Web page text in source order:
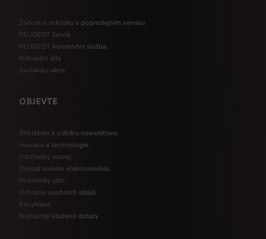
Žádost o schůzku v poprodejním servisu
PEUGEOT Servis
PEUGEOT Asistenční služba
Náhradní díly
Svolávací akce
OBJEVTE
Přihlášení k odběru newsletteru
Inovace a technologie
Udržitelný rozvoj
Dojezd vašeho elektromobilu
Podmínky užití
Ochrana osobních údajů
Recyklace
Nejčastěji kladené dotazy